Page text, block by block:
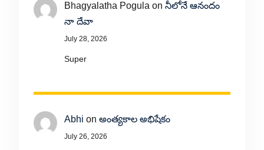
Bhagyalatha Pogula on నీలోనే ఆనందం
నా దేవా
July 28, 2026
Super
Abhi on అంత్యకాల అభిషేకం
July 26, 2026